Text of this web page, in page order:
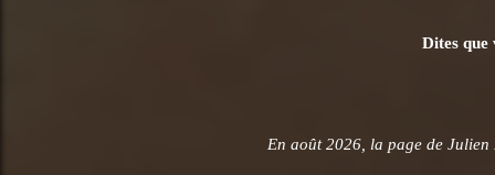
Dites que
En août 2026, la page de